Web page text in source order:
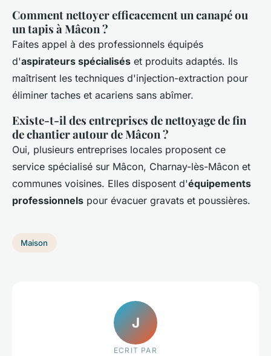
Comment nettoyer efficacement un canapé ou
un tapis à Mâcon ?
Faites appel à des professionnels équipés
d'aspirateurs spécialisés et produits adaptés. Ils
maîtrisent les techniques d'injection-extraction pour
éliminer taches et acariens sans abîmer.
Existe-t-il des entreprises de nettoyage de fin
de chantier autour de Mâcon ?
Oui, plusieurs entreprises locales proposent ce
service spécialisé sur Mâcon, Charnay-lès-Mâcon et
communes voisines. Elles disposent d'équipements
professionnels pour évacuer gravats et poussières.
Maison
J
ECRIT PAR